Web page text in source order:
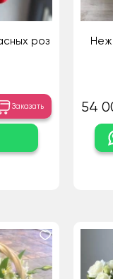
роз
Заказать 54